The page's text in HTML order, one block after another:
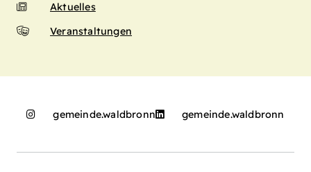
Aktuelles
Veranstaltungen
gemeinde.waldbronn gemeinde.waldbronn